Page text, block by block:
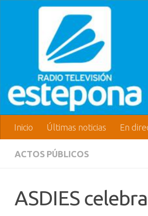
Inicio Últimas noticias En
ACTOS PÚBLICOS
ASDIES